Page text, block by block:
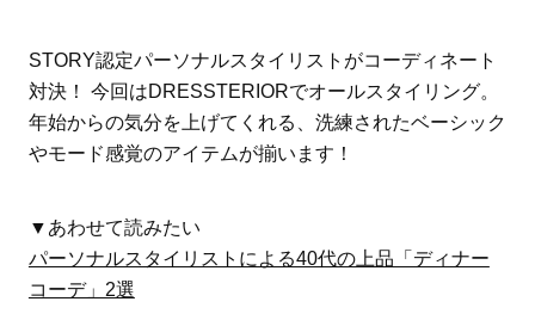
STORY認定パーソナルスタイリストがコーディネート
対決！ 今回はDRESSTERIORでオールスタイリング。
年始からの気分を上げてくれる、洗練されたベーシック
やモード感覚のアイテムが揃います！
▼あわせて読みたい
パーソナルスタイリストによる40代の上品「ディナー
コーデ」2選